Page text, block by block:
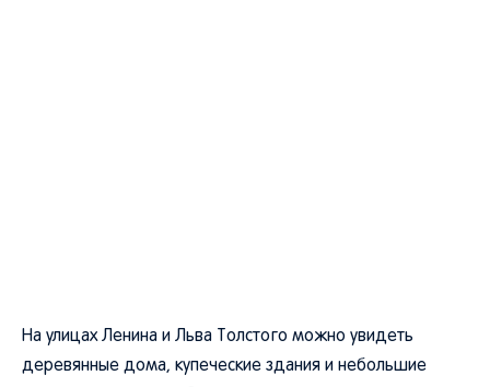
На улицах Ленина и Льва Толстого можно увидеть
деревянные дома, купеческие здания и небольшие